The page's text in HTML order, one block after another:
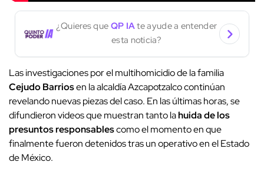
¿Quieres que QP IAte ayude a entender
esta noticia?
Las investigaciones por el multihomicidio de la familia
Cejudo Barriosen la alcaldía Azcapotzalco continúan
revelando nuevas piezas del caso. En las últimas horas, se
difundieron videos que muestran tanto lahuida de los
presuntos responsablescomo el momento en que
finalmente fueron detenidos tras un operativo en el Estado
de México.